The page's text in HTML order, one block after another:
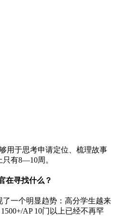
用于思考申请定位、梳理故事
有8—10周。
在寻找什么？
一个明显趋势：高分学生越来
AP 10门以上已经不再罕